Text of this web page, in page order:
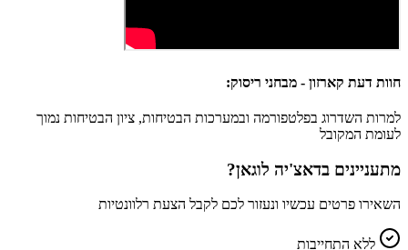
חוות דעת קארזון - מבחני ריסוק:
למרות השדרוג בפלטפורמה ובמערכות הבטיחות, ציון הבטיחות נמוך
לעומת המקובל
מתעניינים בדאצ'יה לוגאן?
השאירו פרטים עכשיו ונעזור לכם לקבל הצעת רלוונטיות
ללא התחייבות